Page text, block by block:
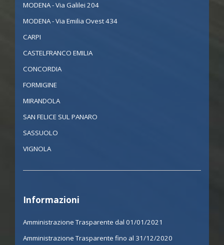
MODENA - Via Galilei 204
MODENA - Via Emilia Ovest 434
CARPI
CASTELFRANCO EMILIA
CONCORDIA
FORMIGINE
MIRANDOLA
SAN FELICE SUL PANARO
SASSUOLO
VIGNOLA
Informazioni
Amministrazione Trasparente dal 01/01/2021
Amministrazione Trasparente fino al 31/12/2020